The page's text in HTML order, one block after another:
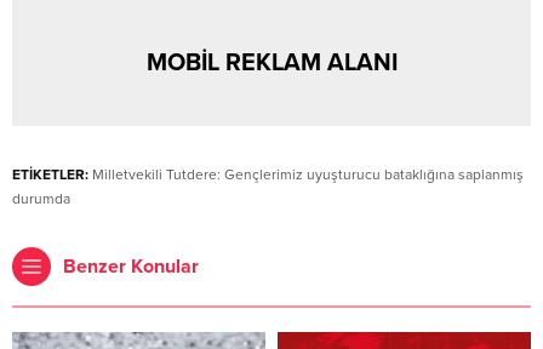
MOBİL REKLAM ALANI
ETİKETLER: Milletvekili Tutdere: Gençlerimiz uyuşturucu bataklığına saplanmış
durumda
Benzer Konular